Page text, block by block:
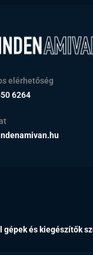
elérhetőség
6264
gépek és kiegészítők